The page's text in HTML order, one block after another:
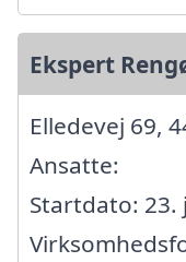
Ekspert
Elledevej 69,
Ansatte:
Startdato: 23.